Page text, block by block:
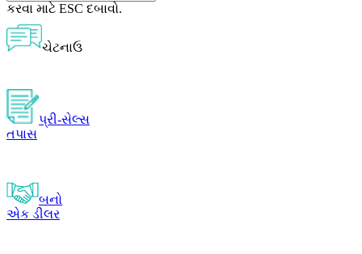
કરવા માટે ESC દબાવો.
ચેટનાઉ
પ્રી-સેલ્સ
તપાસ
બનો
એક ડીલર